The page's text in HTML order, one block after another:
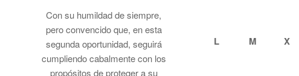
Con su humildad de siempre,
pero convencido que, en esta
segunda oportunidad, seguirá
cumpliendo cabalmente con los
propósitos de proteger a su
L M X